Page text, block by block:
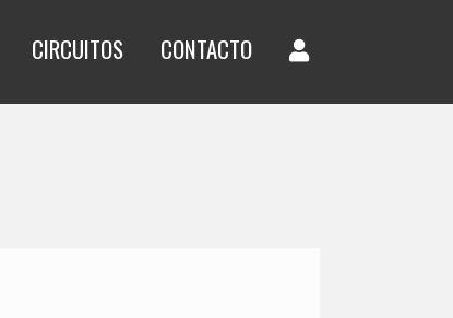
CIRCUITOS CONTACTO